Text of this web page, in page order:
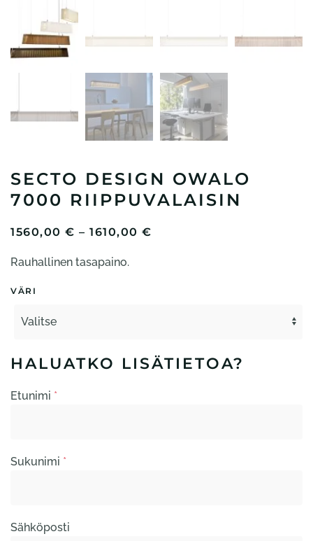
SECTO DESIGN OWALO
7000 RIIPPUVALAISIN
1560,00 € – 1610,00 €
Rauhallinen tasapaino.
VÄRI
HALUATKO LISÄTIETOA?
Etunimi *
Sukunimi *
Sähköposti